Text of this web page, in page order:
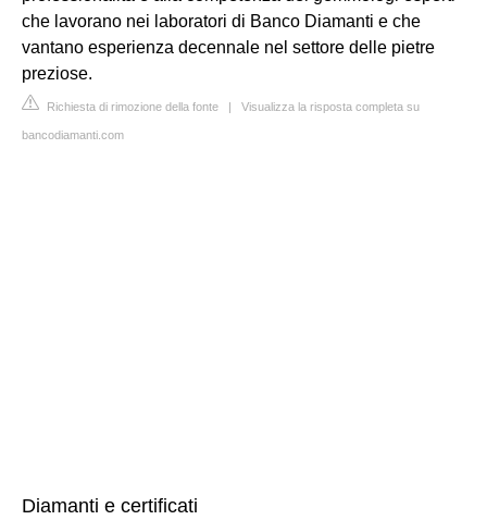
che lavorano nei laboratori di Banco Diamanti e che
vantano esperienza decennale nel settore delle pietre
preziose.
Richiesta di rimozione della fonte | Visualizza la risposta completa su
bancodiamanti.com
Diamanti e certificati